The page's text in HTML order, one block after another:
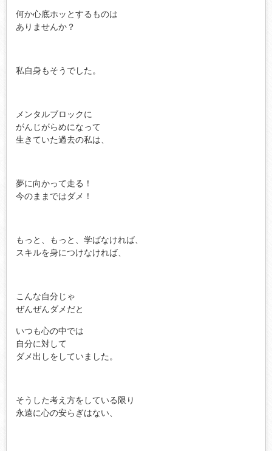
何か心底ホッとするものは
ありませんか？
私自身もそうでした。
メンタルブロックに
がんじがらめになって
生きていた過去の私は、
夢に向かって走る！
今のままではダメ！
もっと、もっと、学ばなければ、
スキルを身につけなければ、
こんな自分じゃ
ぜんぜんダメだと
いつも心の中では
自分に対して
ダメ出しをしていました。
そうした考え方をしている限り
永遠に心の安らぎはない、